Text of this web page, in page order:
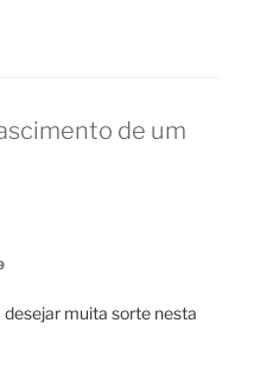
de um
muita sorte nesta